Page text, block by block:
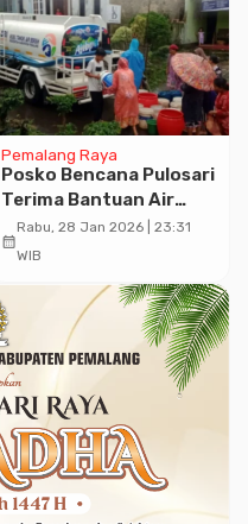
Pemalang Raya
Posko Bencana Pulosari
Terima Bantuan Air
Bersih dari PDAM dan
BPBD Pemalang
calendar_month
Rabu, 28 Jan 2026 | 23:31
WIB